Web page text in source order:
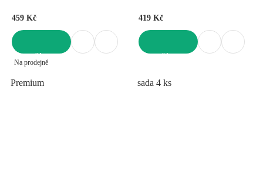
459 Kč
DO KOŠÍKU
Na prodejně
419 Kč
Premium sada 4 ks